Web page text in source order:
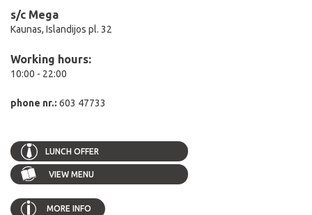
s/c Mega
Kaunas, Islandijos pl. 32
Working hours:
10:00 - 22:00
phone nr.: 603 47733
LUNCH OFFER
VIEW MENU
MORE INFO